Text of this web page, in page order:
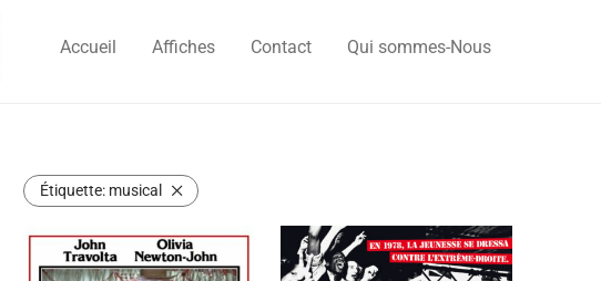
Accueil Affiches Contact Qui sommes-Nous
Étiquette: musical